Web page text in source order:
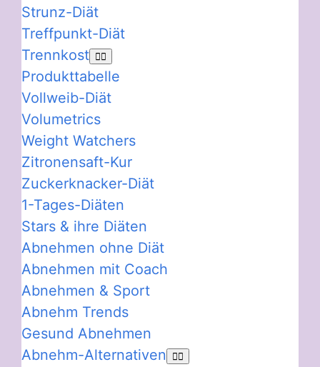
Strunz-Diät
Treffpunkt-Diät
Trennkost
Produkttabelle
Vollweib-Diät
Volumetrics
Weight Watchers
Zitronensaft-Kur
Zuckerknacker-Diät
1-Tages-Diäten
Stars & ihre Diäten
Abnehmen ohne Diät
Abnehmen mit Coach
Abnehmen & Sport
Abnehm Trends
Gesund Abnehmen
Abnehm-Alternativen